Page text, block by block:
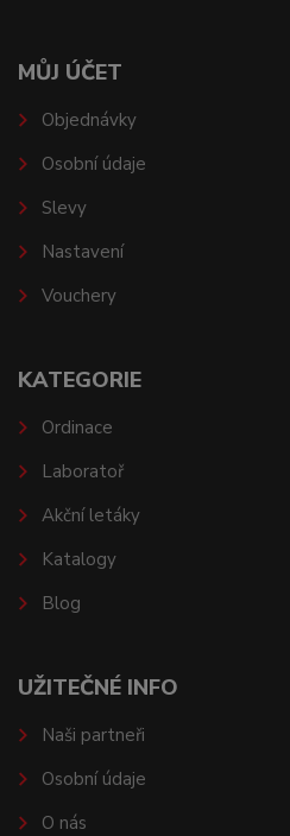
MŮJ ÚČET
Objednávky
Osobní údaje
Slevy
Nastavení
Vouchery
KATEGORIE
Ordinace
Laboratoř
Akční letáky
Katalogy
Blog
UŽITEČNÉ INFO
Naši partneři
Osobní údaje
O nás